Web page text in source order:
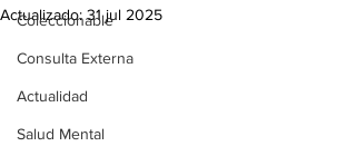
Coleccionable
Consulta Externa
Actualidad
Salud Mental
Actualizado:31 jul 2025